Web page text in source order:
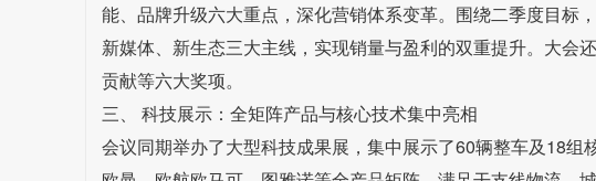
能、品牌升级六大重点，深化营销体系变革。围绕二季度目标
新媒体、新生态三大主线，实现销量与盈利的双重提升。大会
贡献等六大奖项。
三、 科技展示：全矩阵产品与核心技术集中亮相
会议同期举办了大型科技成果展，集中展示了60辆整车及18